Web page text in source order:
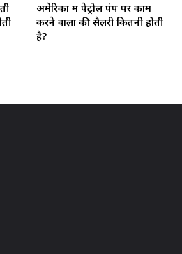
अमेरिका में पेट्रोल पंप पर काम
करने वालों की सैलरी कितनी होती
है?